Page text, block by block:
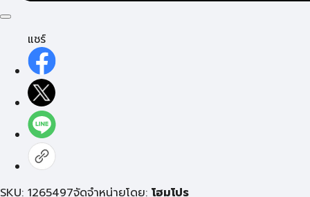
แชร์
SKU: 1265497จัดจำหน่ายโดย: โฮมโปร